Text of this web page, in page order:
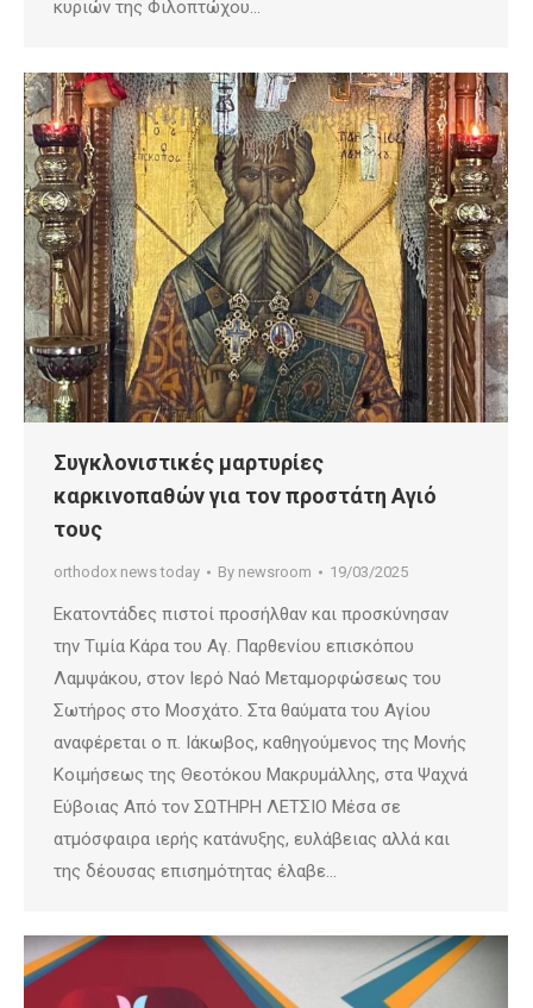
κυριών της Φιλοπτώχου…
Συγκλονιστικές μαρτυρίες
καρκινοπαθών για τον προστάτη Αγιό
τους
orthodox news today By newsroom 19/03/2025
Εκατοντάδες πιστοί προσήλθαν και προσκύνησαν
την Τιμία Κάρα του Αγ. Παρθενίου επισκόπου
Λαμψάκου, στον Ιερό Ναό Μεταμορφώσεως του
Σωτήρος στο Μοσχάτο. Στα θαύματα του Αγίου
αναφέρεται ο π. Ιάκωβος, καθηγούμενος της Μονής
Κοιμήσεως της Θεοτόκου Μακρυμάλλης, στα Ψαχνά
Εύβοιας Από τον ΣΩΤΗΡΗ ΛΕΤΣΙΟ Μέσα σε
ατμόσφαιρα ιερής κατάνυξης, ευλάβειας αλλά και
της δέουσας επισημότητας έλαβε…